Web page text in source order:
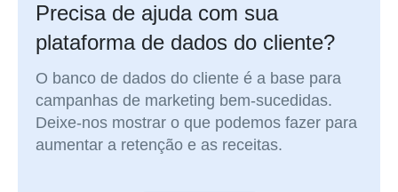
Precisa de ajuda com sua
plataforma de dados do cliente?
O banco de dados do cliente é a base para
campanhas de marketing bem-sucedidas.
Deixe-nos mostrar o que podemos fazer para
aumentar a retenção e as receitas.